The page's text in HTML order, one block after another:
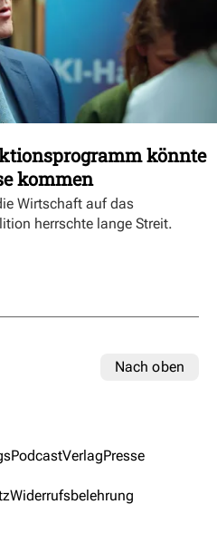
könnte
kommen
Wirtschaft auf das
herrschte lange Streit.
Nach oben
PodcastVerlagPresse
Widerrufsbelehrung